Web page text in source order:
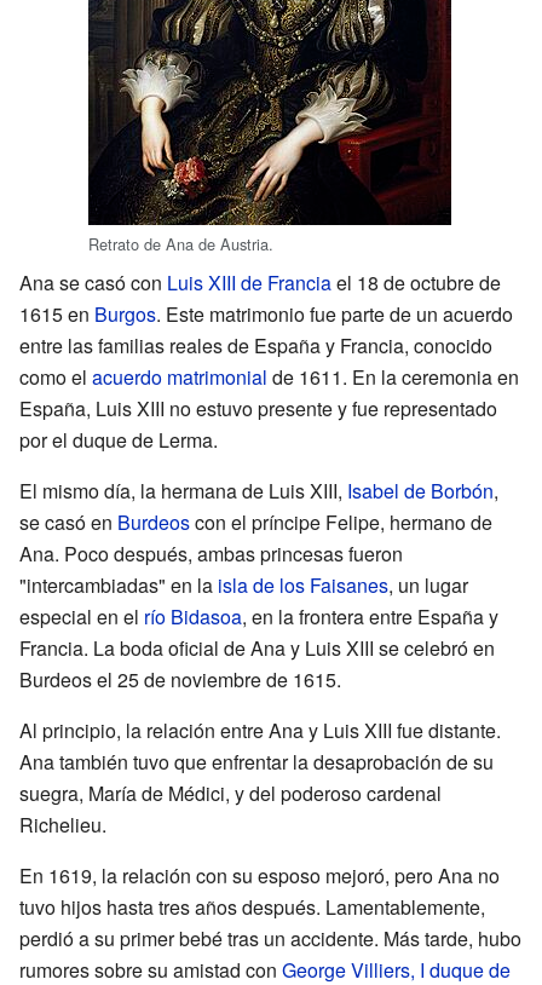
Retrato de Ana de Austria.
Ana se casó con Luis XIII de Franciael 18 de octubre de
1615 en Burgos. Este matrimonio fue parte de un acuerdo
entre las familias reales de España y Francia, conocido
como el acuerdo matrimonial de 1611. En la ceremonia en
España, Luis XIII no estuvo presente y fue representado
por el duque de Lerma.
El mismo día, la hermana de Luis XIII, Isabel de Borbón,
se casó en Burdeoscon el príncipe Felipe, hermano de
Ana. Poco después, ambas princesas fueron
"intercambiadas" en la isla de los Faisanes, un lugar
especial en el río Bidasoa, en la frontera entre España y
Francia. La boda oficial de Ana y Luis XIII se celebró en
Burdeos el 25 de noviembre de 1615.
Al principio, la relación entre Ana y Luis XIII fue distante.
Ana también tuvo que enfrentar la desaprobación de su
suegra, María de Médici, y del poderoso cardenal
Richelieu.
En 1619, la relación con su esposo mejoró, pero Ana no
tuvo hijos hasta tres años después. Lamentablemente,
perdió a su primer bebé tras un accidente. Más tarde, hubo
rumores sobre su amistad con George Villiers, I duque de